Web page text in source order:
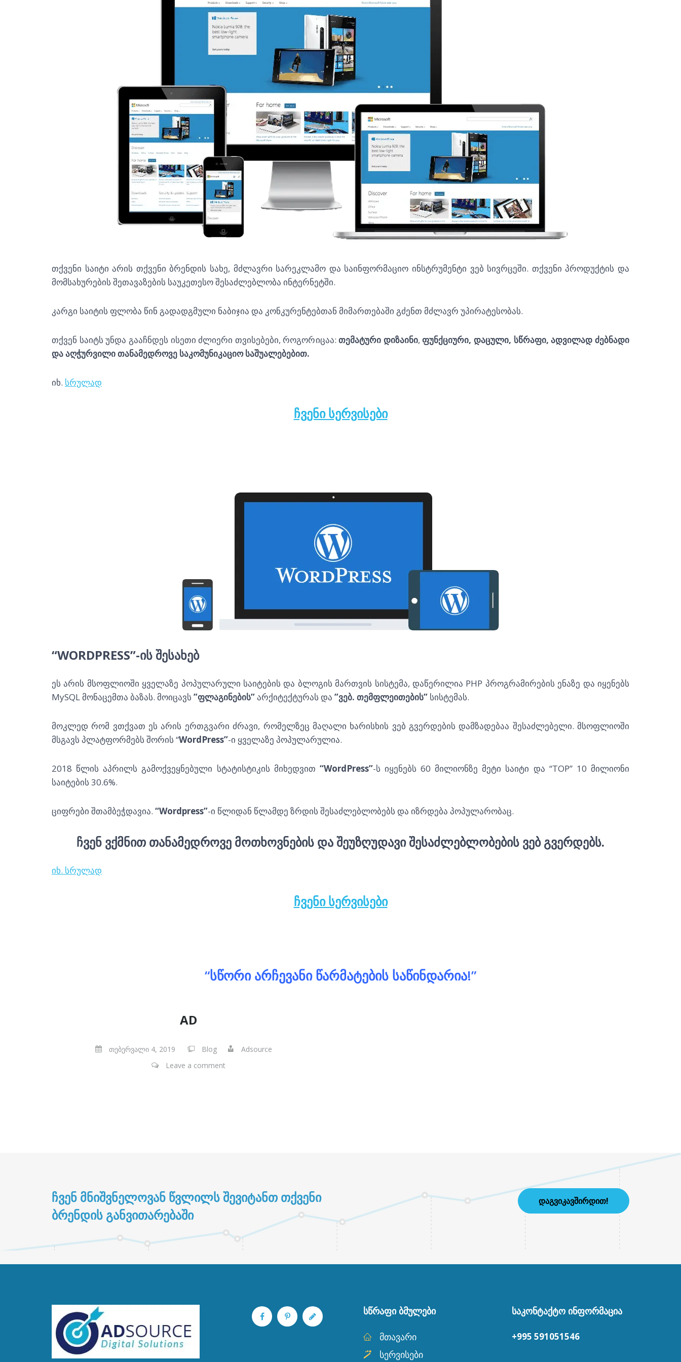
თქვენი საიტი არის თქვენი ბრენდის სახე, მძლავრი სარეკლამო და საინფორმაციო ინსტრუმენტი ვებ სივრცეში. თქვენი პროდუქტის და
მომსახურების შეთავაზების საუკეთესო შესაძლებლობა ინტერნეტში.
კარგი საიტის ფლობა წინ გადადგმული ნაბიჯია და კონკურენტებთან მიმართებაში გძენთ მძლავრ უპირატესობას.
თქვენ საიტს უნდა გააჩნდეს ისეთი ძლიერი თვისებები, როგორიცაა:თემატური დიზაინი,ფუნქციური, დაცული, სწრაფი, ადვილად ძებნადი
და აღჭურვილი თანამედროვე საკომუნიკაციოსაშუალებებით.
იხ. სრულად
ᲩᲕᲔᲜᲘ ᲡᲔᲠᲕᲘᲡᲔᲑᲘ
“WORDPRESS”-ᲘᲡ ᲨᲔᲡᲐᲮᲔᲑ
ეს არის მსოფლიოში ყველაზე პოპულარული საიტების და ბლოგის მართვის სისტემა, დაწერილია PHP პროგრამირების ენაზე და იყენებს
MySQL მონაცემთა ბაზას. მოიცავს ”ფლაგინების”არქიტექტურას და ”ვებ. თემფლეითების” სისტემას.
მოკლედ რომ ვთქვათ ეს არის ერთგვარი ძრავი, რომელზეც მაღალი ხარისხის ვებ გვერდების დამზადებაა შესაძლებელი. მსოფლიოში
მსგავს პლატფორმებს შორის “WordPress”-ი ყველაზე პოპულარულია.
2018 წლის აპრილს გამოქვეყნებული სტატისტიკის მიხედვით “WordPress”-ს იყენებს 60 მილიონზე მეტი საიტი და “TOP” 10 მილიონი
საიტების 30.6%.
ციფრები შთამბეჭდავია. “Wordpress”-ი წლიდან წლამდე ზრდის შესაძლებლობებს და იზრდება პოპულარობაც.
ᲩᲕᲔᲜ ᲕᲥᲛᲜᲘᲗ ᲗᲐᲜᲐᲛᲔᲓᲠᲝᲕᲔ ᲛᲝᲗᲮᲝᲕᲜᲔᲑᲘᲡ ᲓᲐ ᲨᲔᲣᲖᲦᲣᲓᲐᲕᲘ ᲨᲔᲡᲐᲫᲚᲔᲑᲚᲝᲑᲔᲑᲘᲡ ᲕᲔᲑ ᲒᲕᲔᲠᲓᲔᲑᲡ.
იხ. სრულად
ᲩᲕᲔᲜᲘ ᲡᲔᲠᲕᲘᲡᲔᲑᲘ
“ᲡᲬᲝᲠᲘ ᲐᲠᲩᲔᲕᲐᲜᲘ ᲬᲐᲠᲛᲐᲢᲔᲑᲘᲡ ᲡᲐᲬᲘᲜᲓᲐᲠᲘᲐ!”
AD
თებერვალი 4, 2019 Blog
Adsource
Leave a comment
ᲩᲕᲔᲜ ᲛᲜᲘᲨᲕᲜᲔᲚᲝᲕᲐᲜ ᲬᲕᲚᲘᲚᲡ ᲨᲔᲕᲘᲢᲐᲜᲗ ᲗᲥᲕᲔᲜᲘ
ᲑᲠᲔᲜᲓᲘᲡ ᲒᲐᲜᲕᲘᲗᲐᲠᲔᲑᲐᲨᲘ
ᲓᲐᲒᲕᲘᲙᲐᲕᲨᲘᲠᲓᲘᲗ!
ᲡᲬᲠᲐᲤᲘ ᲑᲛᲣᲚᲔᲑᲘ
მთავარი
სერვისები
ᲡᲐᲙᲝᲜᲢᲐᲥᲢᲝ ᲘᲜᲤᲝᲠᲛᲐᲪᲘᲐ
+995 591051546